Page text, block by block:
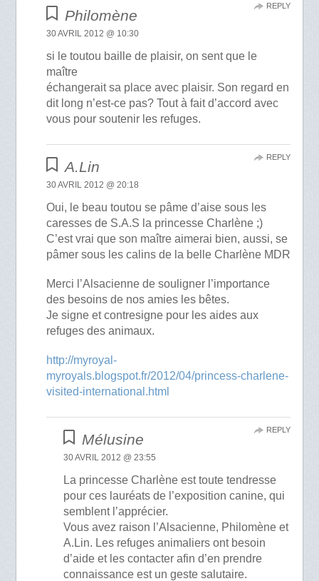
Philomène
30 AVRIL 2012 @ 10:30
si le toutou baille de plaisir, on sent que le
maître
échangerait sa place avec plaisir. Son regard en
dit long n’est-ce pas? Tout à fait d’accord avec
vous pour soutenir les refuges.
REPLY
A.Lin
30 AVRIL 2012 @ 20:18
Oui, le beau toutou se pâme d’aise sous les
caresses de S.A.S la princesse Charlène ;)
C’est vrai que son maître aimerai bien, aussi, se
pâmer sous les calins de la belle Charlène MDR
Merci l’Alsacienne de souligner l’importance
des besoins de nos amies les bêtes.
Je signe et contresigne pour les aides aux
refuges des animaux.
http://myroyal-
myroyals.blogspot.fr/2012/04/princess-charlene-
visited-international.html
REPLY
Mélusine
30 AVRIL 2012 @ 23:55
La princesse Charlène est toute tendresse
pour ces lauréats de l’exposition canine, qui
semblent l’apprécier.
Vous avez raison l’Alsacienne, Philomène et
A.Lin. Les refuges animaliers ont besoin
d’aide et les contacter afin d’en prendre
connaissance est un geste salutaire.
REPLY